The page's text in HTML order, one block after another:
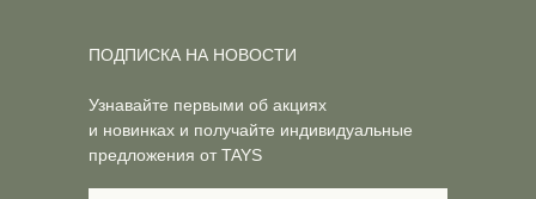
Узнавайте первыми об акциях
и новинках и получайте индивидуальные
предложения от TAYS
ПОДПИСКА НА НОВОСТИ